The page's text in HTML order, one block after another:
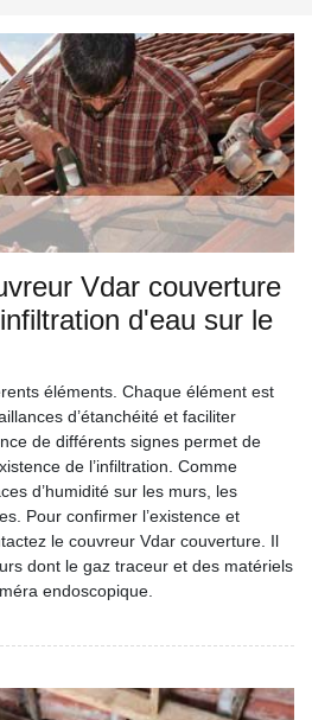
Vdar couverture
d'eau sur le
éléments. Chaque élément est
d’étanchéité et faciliter
de différents signes permet de
de l’infiltration. Comme
d’humidité sur les murs, les
Pour confirmer l’existence et
le couvreur Vdar couverture. Il
dont le gaz traceur et des matériels
endoscopique.